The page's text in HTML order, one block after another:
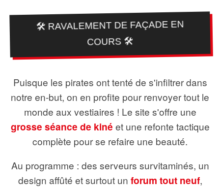
🛠️ RAVALEMENT DE FAÇADE EN
COURS 🛠️
Puisque les pirates ont tenté de s'infiltrer dans
notre en-but, on en profite pour renvoyer tout le
monde aux vestiaires ! Le site s'offre une
grosse séance de kiné et une refonte tactique
complète pour se refaire une beauté.
Au programme : des serveurs survitaminés, un
design affûté et surtout un forum tout neuf,